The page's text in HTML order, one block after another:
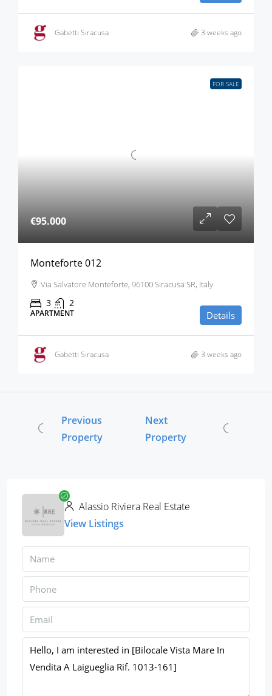
Gabetti Siracusa 3 weeks ago
FOR SALE
€95.000
Monteforte 012
Via Salvatore Monteforte, 96100 Siracusa SR, Italy
3 2
APARTMENT Details
Gabetti Siracusa 3 weeks ago
Previous
Property
Next
Property
Alassio Riviera Real Estate
View Listings